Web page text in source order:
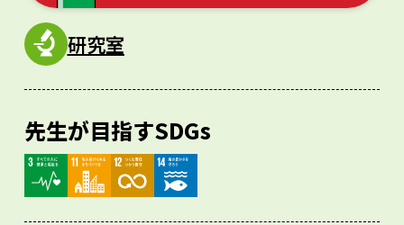
研究室
先生が目指すSDGs